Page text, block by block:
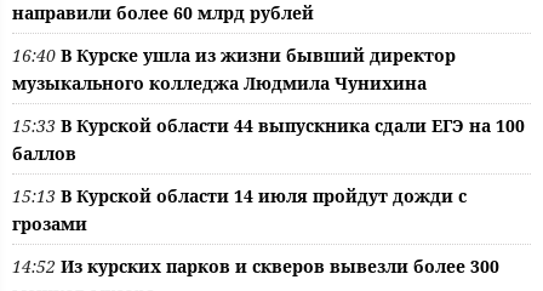
направили более 60 млрд рублей
16:40 В Курске ушла из жизни бывший директор
музыкального колледжа Людмила Чунихина
15:33 В Курской области 44 выпускника сдали ЕГЭ на 100
баллов
15:13 В Курской области 14 июля пройдут дожди с
грозами
14:52 Из курских парков и скверов вывезли более 300